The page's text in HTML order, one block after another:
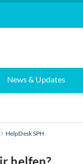
News & Updates
HelpDesk SPH